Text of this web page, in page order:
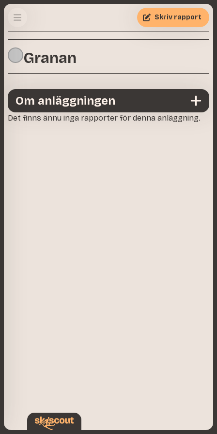
Granan
Skriv rapport
Det finns ännu inga rapporter för denna anläggning.
Om anläggningen